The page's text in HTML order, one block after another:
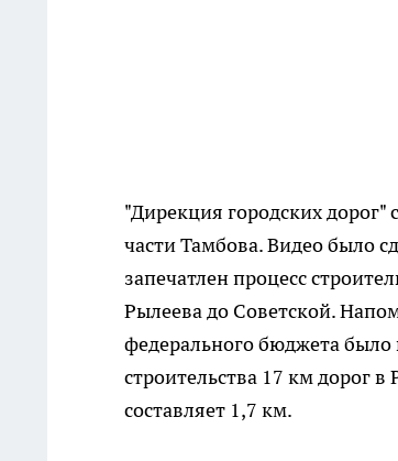
"Дирекция городских дорог"
части Тамбова. Видео было
запечатлен процесс
Рылеева до Советской.
федерального бюджета было
строительства 17 км дорог
составляет 1,7 км.